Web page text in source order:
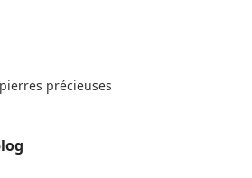
précieuses